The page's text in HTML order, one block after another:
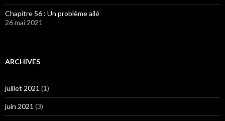
Chapitre 56 : Un problème ailé
26 mai 2021
ARCHIVES
juillet 2021 (1)
juin 2021 (3)